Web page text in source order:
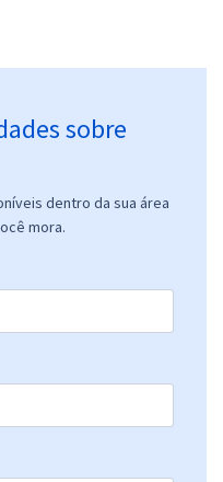
sobre
dentro da sua área
mora.